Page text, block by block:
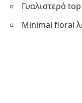
Γυαλιστερό
Minimal floral